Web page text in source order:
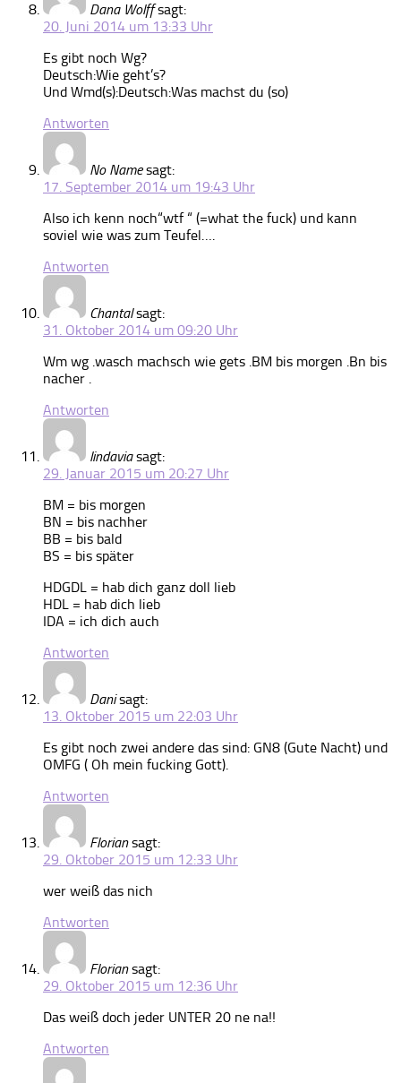
Dana Wolff sagt:
20. Juni 2014 um 13:33 Uhr
Es gibt noch Wg?
Deutsch:Wie geht’s?
Und Wmd(s):Deutsch:Was machst du (so)
Antworten
No Name sagt:
17. September 2014 um 19:43 Uhr
Also ich kenn noch“wtf “ (=what the fuck) und kann
soviel wie was zum Teufel….
Antworten
Chantal sagt:
31. Oktober 2014 um 09:20 Uhr
Wm wg .wasch machsch wie gets .BM bis morgen .Bn bis
nacher .
Antworten
lindavia sagt:
29. Januar 2015 um 20:27 Uhr
BM = bis morgen
BN = bis nachher
BB = bis bald
BS = bis später
HDGDL = hab dich ganz doll lieb
HDL = hab dich lieb
IDA = ich dich auch
Antworten
Dani sagt:
13. Oktober 2015 um 22:03 Uhr
Es gibt noch zwei andere das sind: GN8 (Gute Nacht) und
OMFG ( Oh mein fucking Gott).
Antworten
Florian sagt:
29. Oktober 2015 um 12:33 Uhr
wer weiß das nich
Antworten
Florian sagt:
29. Oktober 2015 um 12:36 Uhr
Das weiß doch jeder UNTER 20 ne na!!
Antworten